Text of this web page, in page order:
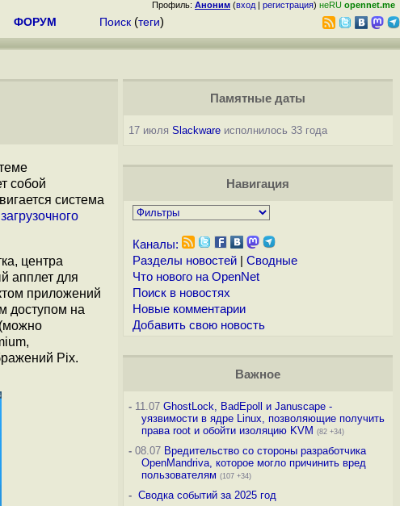
Профиль: Аноним (вход | регистрация) неRU opennet.me
ФОРУМ Поиск (теги)
собой
система
загрузочного
центра
апплет для
приложений
доступом на
Pix.
Памятные даты
17 июля Slackwareисполнилось 33 года
Навигация
Каналы:
Разделы новостей| Сводные
Что нового на OpenNet
Поиск в новостях
Новые комментарии
Добавить свою новость
Важное
-11.07 GhostLock, BadEpoll и Januscape -
уязвимости в ядре Linux, позволяющие получить
права root и обойти изоляцию KVM (82 +34)
-08.07 Вредительство со стороны разработчика
OpenMandriva, которое могло причинить вред
пользователям (107 +34)
- Сводка событий за 2025 год